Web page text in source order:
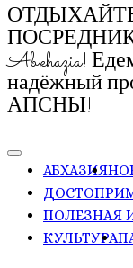
Abkhazia!
надёжный
АПСНЫ!
АБХАЗИЯ
ПОЛЕЗНАЯ
КУЛЬТУРА